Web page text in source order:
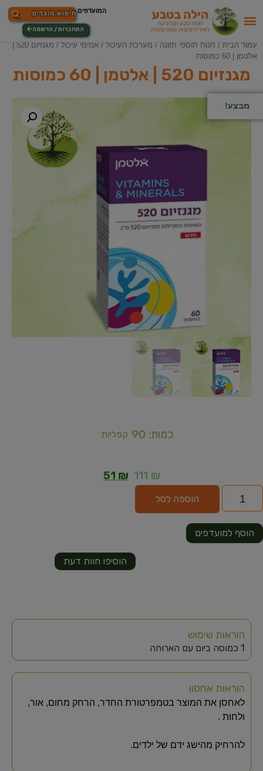
התחברות / הרשמה
עמוד הבית / חנות תוספי תזונה / מערכת העיכול / אנזימי עיכול
/ מגנזיום 520 |
אלטמן | 60 כמוסות
מגנזיום 520 | אלטמן | 60 כמוסות
מבצע!
כמות: 90 קפליות
111 ₪
51 ₪
הוספה לסל
הוסיפו חוות דעת
הוסף למועדפים
הוראות שימוש
1 כמוסה ביום עם הארוחה
הוראות אחסון
לאחסן את המוצר בטמפרטורת החדר, הרחק מחום, אור,
ולחות .
להרחיק מהישג ידם של ילדים.